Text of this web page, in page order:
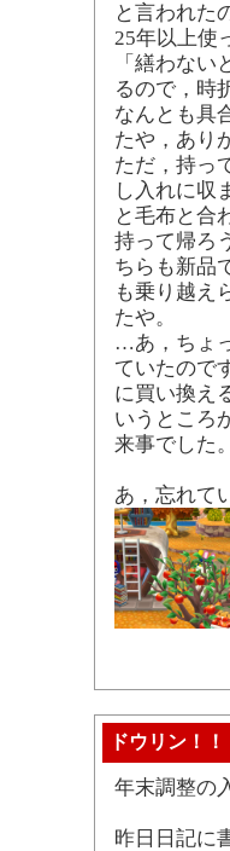
と言われた
25年以上使
「繕わな
るので，時
なんとも具
たや，あり
ただ，持っ
し入れに収
と毛布と合
持って帰ろ
ちらも新品
も乗り越え
たや。
…あ，ちょ
ていたので
に買い換え
いうところ
来事でした
あ，忘れて
ドウリン！！
年末調整の
昨日日記に